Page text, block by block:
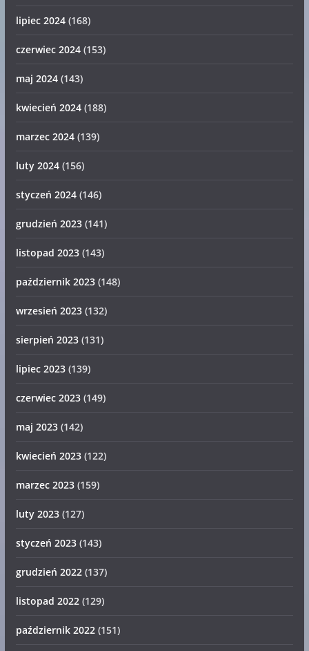
lipiec 2024(168)
czerwiec 2024(153)
maj 2024(143)
kwiecień 2024(188)
marzec 2024(139)
luty 2024(156)
styczeń 2024(146)
grudzień 2023(141)
listopad 2023(143)
październik 2023(148)
wrzesień 2023(132)
sierpień 2023(131)
lipiec 2023(139)
czerwiec 2023(149)
maj 2023(142)
kwiecień 2023(122)
marzec 2023(159)
luty 2023(127)
styczeń 2023(143)
grudzień 2022(137)
listopad 2022(129)
październik 2022(151)